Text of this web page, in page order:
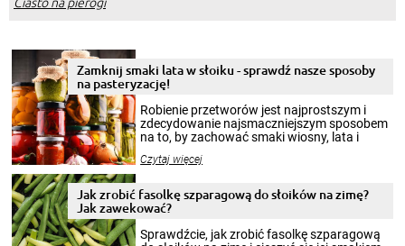
Zamknij smaki lata w słoiku - sprawdź nasze sposoby
na pasteryzację!
Robienie przetworów jest najprostszym i
zdecydowanie najsmaczniejszym sposobem
na to, by zachować smaki wiosny, lata i
krajobrazów, by cieszyć nimi oko w sezonie
pełni poczuć atmosferę cieplejszych
miesięcy. Przygotowanie słoików ze
patenty, które pozwolą zachować świeżość
Czytaj więcej
Jak zrobić fasolkę szparagową do słoików na zimę?
Jak zawekować?
Sprawdźcie, jak zrobić fasolkę szparagową